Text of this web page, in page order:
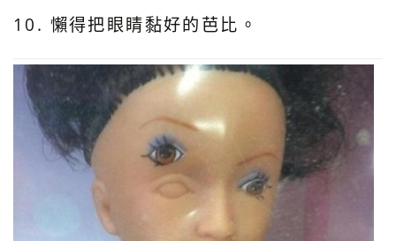
10. 懶得把眼睛黏好的芭比。